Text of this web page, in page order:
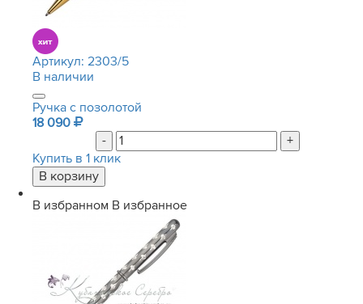
Артикул: 2303/5
В наличии
Ручка с позолотой
18 090
-
+
Купить в 1 клик
В избранном В избранное